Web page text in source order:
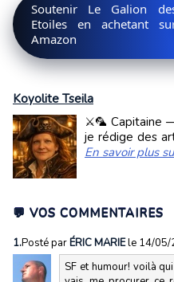
Soutenir Le Galion
Etoiles en achetant
Amazon
Koyolite Tseila
⚔️🦜 Capitaine
je rédige des
En savoir plus
💬 VOS COMMENTAIRES
1.Posté parÉRIC MARIEle 14/05/
SF et humour! voilà